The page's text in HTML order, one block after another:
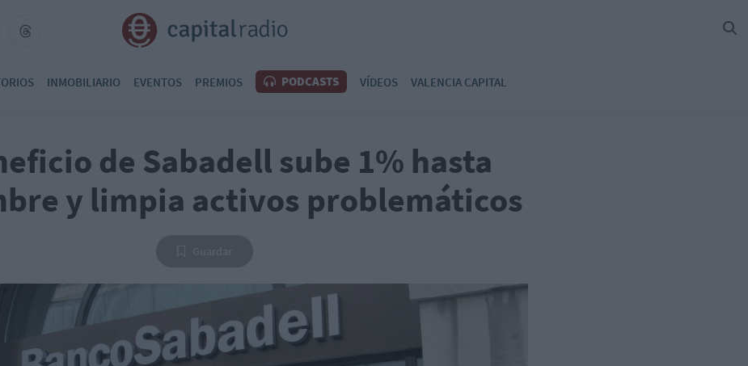
INMOBILIARIO EVENTOS PREMIOS PODCASTS VÍDEOS VALENCIA CAPITAL
de Sabadell sube 1% hasta
y limpia activos problemáticos